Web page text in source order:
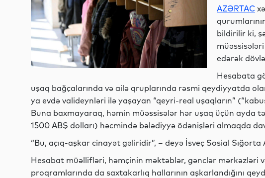
AZƏRTAC
bildirilir ki,
edərək
Hesabata
uşaq bağçalarında və ailə qruplarında rəsmi qeydiyyatda
ya evdə valideynləri ilə yaşayan “qeyri-real uşaqların”
Buna baxmayaraq, həmin müəssisələr hər uşaq üçün ayda
1500 ABŞ dolları) həcmində bələdiyyə ödənişləri almaqda
“Bu, açıq-aşkar cinayət gəliridir”, – deyə İsveç Sosial
Hesabat müəllifləri, həmçinin məktəblər, gənclər mərkəzləri
proqramlarında da saxtakarlıq hallarının aşkarlandığını